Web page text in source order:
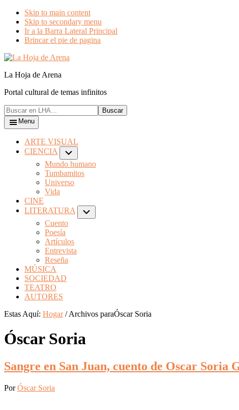
Skip to main content
Skip to secondary menu
Ir a la Barra Lateral Principal
Brincar el pie de pagina
La Hoja de Arena
Portal cultural de temas infinitos
Menu
ARTE VISUAL
CIENCIA
Mundo humano
Tumbamitos
Universo
Vida
CINE
LITERATURA
Cuento
Poesía
Artículos
Entrevista
Reseña
MÚSICA
SOCIEDAD
TEATRO
AUTORES
Estas Aquí: Hogar /Archivos paraÓscar Soria
Óscar Soria
Sangre en San Juan, cuento de Oscar Soria
PorÓscar Soria